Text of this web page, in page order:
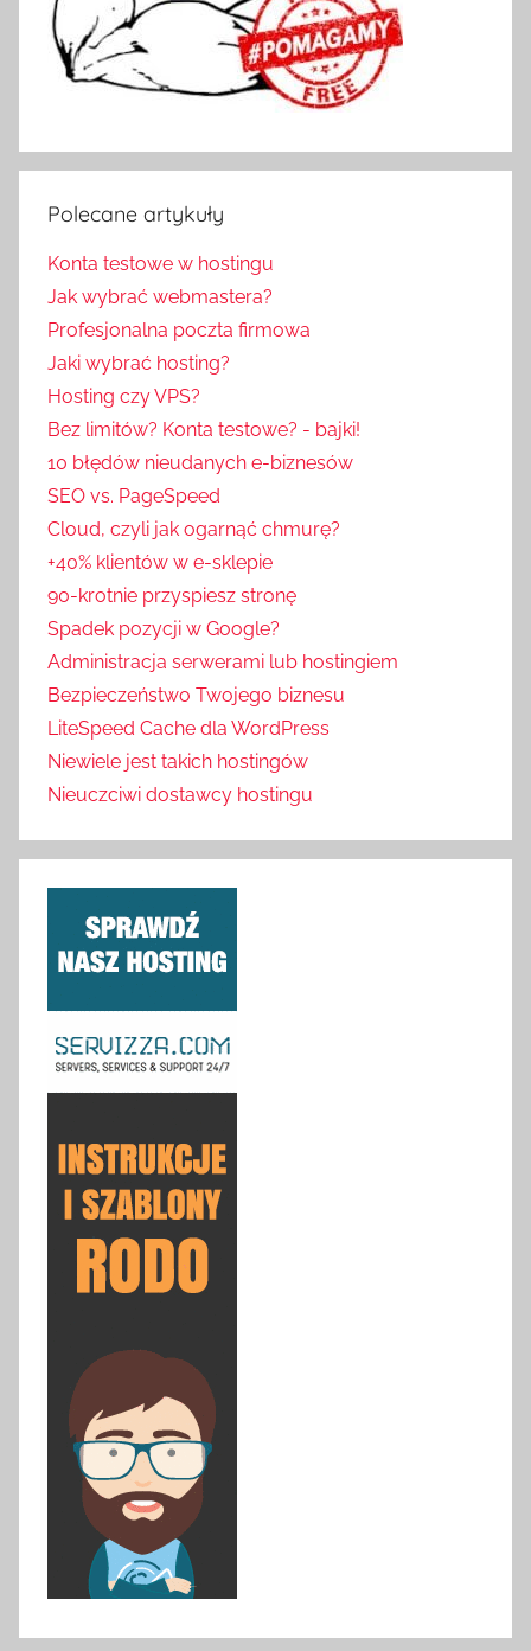
Polecane artykuły
Konta testowe w hostingu
Jak wybrać webmastera?
Profesjonalna poczta firmowa
Jaki wybrać hosting?
Hosting czy VPS?
Bez limitów? Konta testowe? - bajki!
10 błędów nieudanych e-biznesów
SEO vs. PageSpeed
Cloud, czyli jak ogarnąć chmurę?
+40% klientów w e-sklepie
90-krotnie przyspiesz stronę
Spadek pozycji w Google?
Administracja serwerami lub hostingiem
Bezpieczeństwo Twojego biznesu
LiteSpeed Cache dla WordPress
Niewiele jest takich hostingów
Nieuczciwi dostawcy hostingu